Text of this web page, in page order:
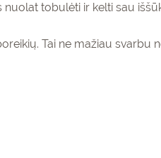
tobulėti ir kelti sau
Tai ne mažiau